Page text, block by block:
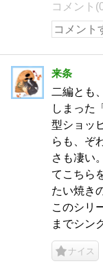
コメント
来条
二編とも
しまった
型ショッ
らも、ぞ
さも凄い
てこちら
たい焼き
このシリ
までシン
ナイス